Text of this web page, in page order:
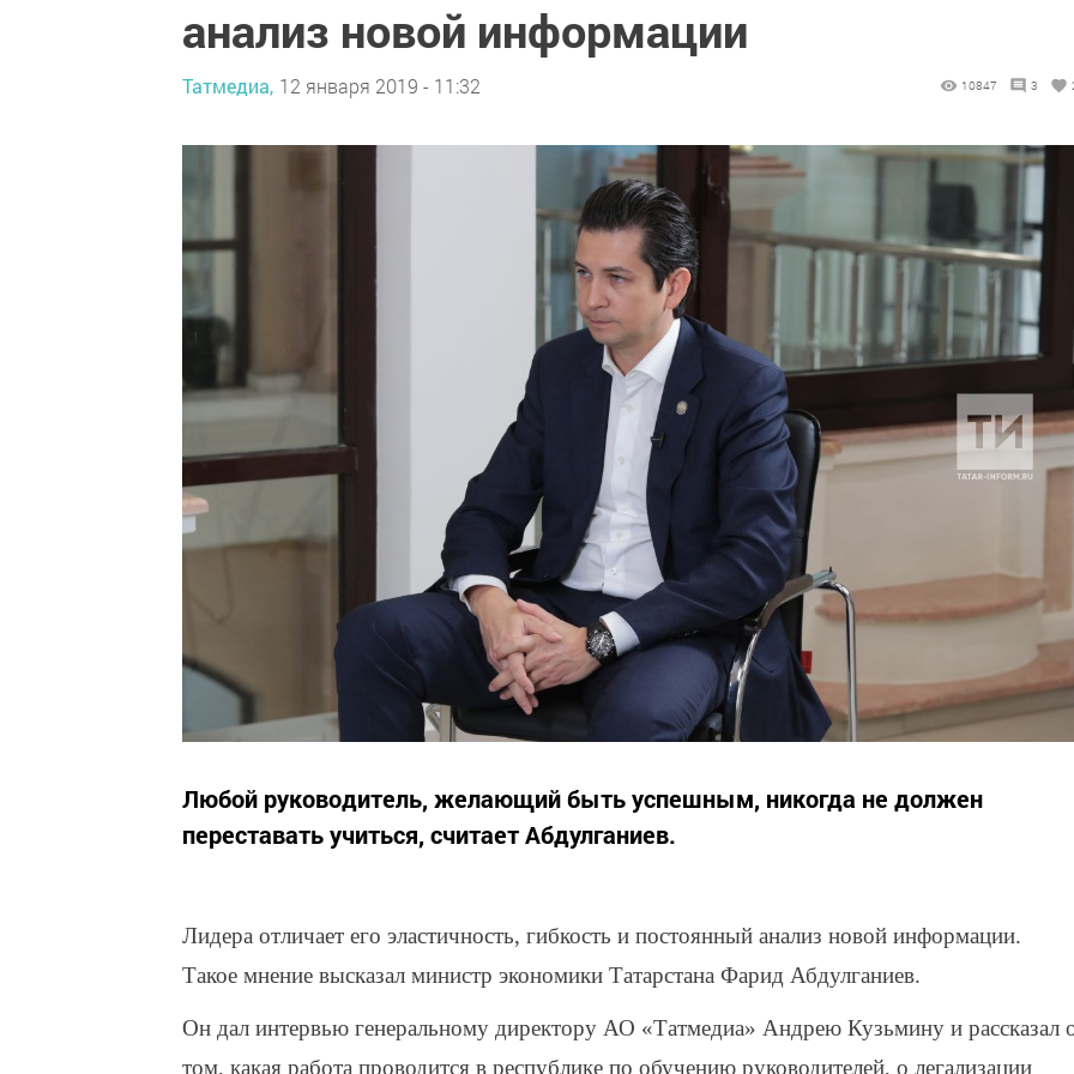
анализ новой информации
Татмедиа, 12 января 2019 - 11:32 10847 3
Любой руководитель, желающий быть успешным, никогда не должен
переставать учиться, считает Абдулганиев.
Лидера отличает его эластичность, гибкость и постоянный анализ новой информации.
Такое мнение высказал министр экономики Татарстана Фарид Абдулганиев.
Он дал интервью генеральному директору АО «Татмедиа» Андрею Кузьмину и рассказал
том, какая работа проводится в республике по обучению руководителей, о легализации